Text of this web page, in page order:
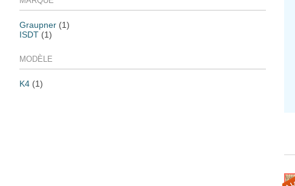
Graupner (1)
ISDT (1)
MODÈLE
K4 (1)